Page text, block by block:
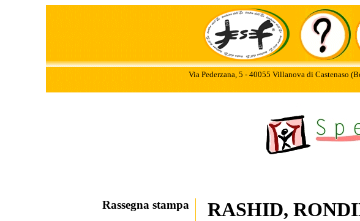
Via Pederzana, 5 - 40055 Villanova di Castenaso
Rassegna stampa RASHID,